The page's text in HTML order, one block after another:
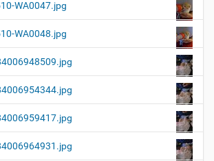
WA0047.jpg
WA0048.jpg